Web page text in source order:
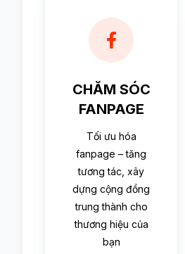
CHĂM SÓC
FANPAGE
Tối ưu hóa
fanpage – tăng
tương tác, xây
dựng cộng đồng
trung thành cho
thương hiệu của
bạn